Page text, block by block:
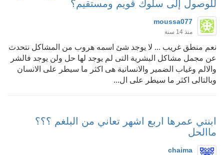
للوصول إلى سلوك قويم ومستقيم؟
moussa077
منذ 14 سنة
نعم منطق غريب ... لا يوجد شئ اسمه هروب من المشاكل نتحدث
عن مجمل مشاكل البشرية التى لم يوجد لها حل ولن يوجد فالشر
والالم وغياب الضمير والانسانية هى اكثر ما سيطر على الانسان
وبالتالى اكثر ما سيطر على ال...
ابنتي عمرها اربع اشهر تعاني من البلغم ؟؟؟
ماالحل
chaima